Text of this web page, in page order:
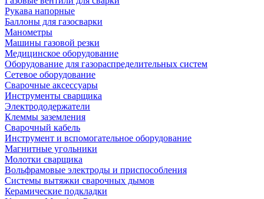
Рукава напорные
Баллоны для газосварки
Манометры
Машины газовой резки
Медицинское оборудование
Оборудование для газораспределительных систем
Сетевое оборудование
Сварочные аксессуары
Инструменты сварщика
Электрододержатели
Клеммы заземления
Сварочный кабель
Инструмент и вспомогательное оборудование
Магнитные угольники
Молотки сварщика
Вольфрамовые электроды и приспособления
Системы вытяжки сварочных дымов
Керамические подкладки